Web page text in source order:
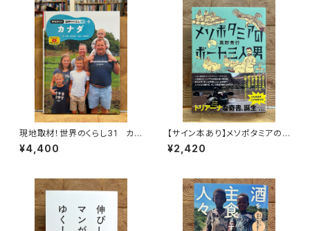
現地取材！世界のくらし31 カナ
ダ
¥4,400
【サイン本あり】メソポタミアの
ボート三人男
¥2,420